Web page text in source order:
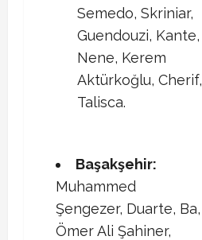
Semedo, Skriniar,
Guendouzi, Kante,
Nene, Kerem
Aktürkoğlu, Cherif,
Talisca.
Başakşehir:
Muhammed
Şengezer, Duarte, Ba,
Ömer Ali Şahiner,